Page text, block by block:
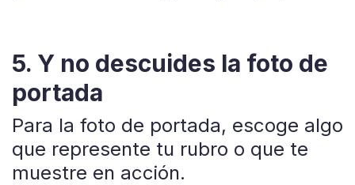
5. Y no descuides la foto de
portada
Para la foto de portada, escoge algo
que represente tu rubro o que te
muestre en acción.